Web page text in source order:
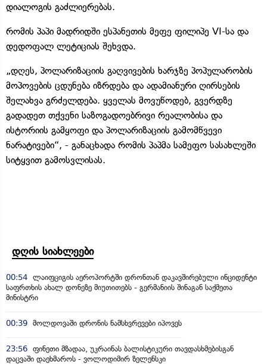
დიალოგის გაძლიერებას.
რომის პაპი მადრიდში ესპანეთის მეფე ფილიპე VI-სა და
დედოფალ ლეტიციას შეხვდა.
„დღეს, პოლარიზაციის გაღვივების ხარჯზე პოპულარობის
მოპოვების ცდუნება იზრდება და ადამიანური ღირსების
შელახვა გრძელდება. ყველას მოვუწოდებ, გვერდზე
გადადეთ თქვენი საზოგადოებრივი რეალობისა და
ისტორიის გამყოფი და პოლარიზაციის გამომწვევი
ნარატივები“, - განაცხადა რომის პაპმა სამეფო სასახლეში
სიტყვით გამოსვლისას.
დღის სიახლეები
00:54 ლაიფციგის აეროპორტში დრონთან დაკავშირებული ინციდენტი
საფრთხის ახალ დონეზე მიუთითებს - გერმანიის შინაგან საქმეთა
მინისტრი
00:39 მოლდოვაში დრონის ნამსხვრევები იპოვეს
23:56 ფინეთი მზადაა, უკრაინას ბალისტიკური თავდასხმებისგან
დაცვაში დაეხმაროს - ვოლოდიმირ ზელენსკი